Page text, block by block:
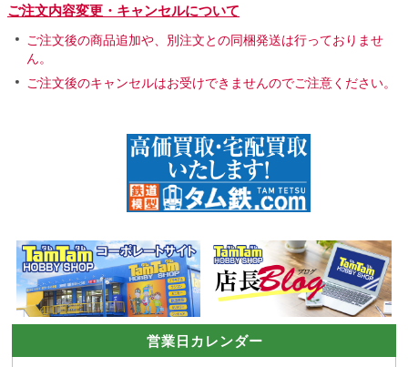
ご注文内容変更・キャンセルについて
ご注文後の商品追加や、別注文との同梱発送は行っておりませ
ん。
ご注文後のキャンセルはお受けできませんのでご注意ください。
営業日カレンダー